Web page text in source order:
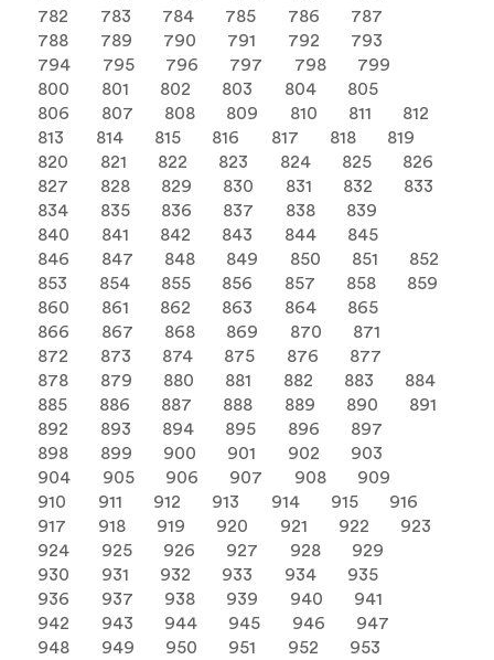
782
783 784 785 786
787
788
789 790 791 792
793
794
795 796 797 798
799
800
801 802 803 804
805
806
807 808 809 810 811
812
813
814 815 816 817 818
819
820
821 822 823 824 825
826
827
828 829 830 831 832
833
834
835 836 837 838
839
840
841 842 843 844
845
846
847 848 849 850 851
852
853
854 855 856 857 858
859
860
861 862 863 864
865
866
867 868 869 870
871
872
873 874 875 876
877
878
879 880 881 882 883
884
885
886 887 888 889 890
891
892
893 894 895 896
897
898
899 900 901 902
903
904
905 906 907 908
909
910
911 912 913 914 915
916
917
918 919 920 921 922
923
924
925 926 927 928
929
930
931 932 933 934
935
936
937 938 939 940
941
942
943 944 945 946
947
948
949 950 951 952
953